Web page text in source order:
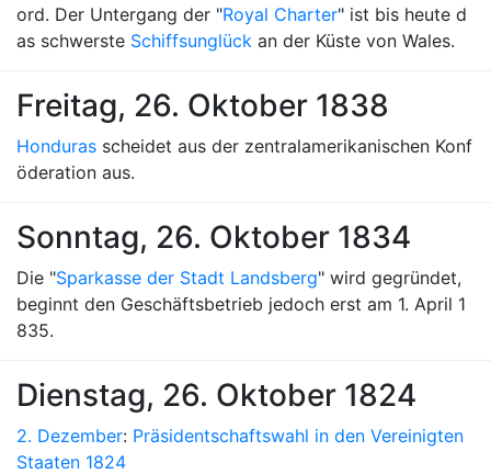
ord. Der Untergang der "Royal Charter" ist bis heute d
as schwerste Schiffsunglück an der Küste von Wales.
Freitag, 26. Oktober 1838
Honduras scheidet aus der zentralamerikanischen Konf
öderation aus.
Sonntag, 26. Oktober 1834
Die "Sparkasse der Stadt Landsberg" wird gegründet,
beginnt den Geschäftsbetrieb jedoch erst am 1. April 1
835.
Dienstag, 26. Oktober 1824
2. Dezember: Präsidentschaftswahl in den Vereinigten
Staaten 1824